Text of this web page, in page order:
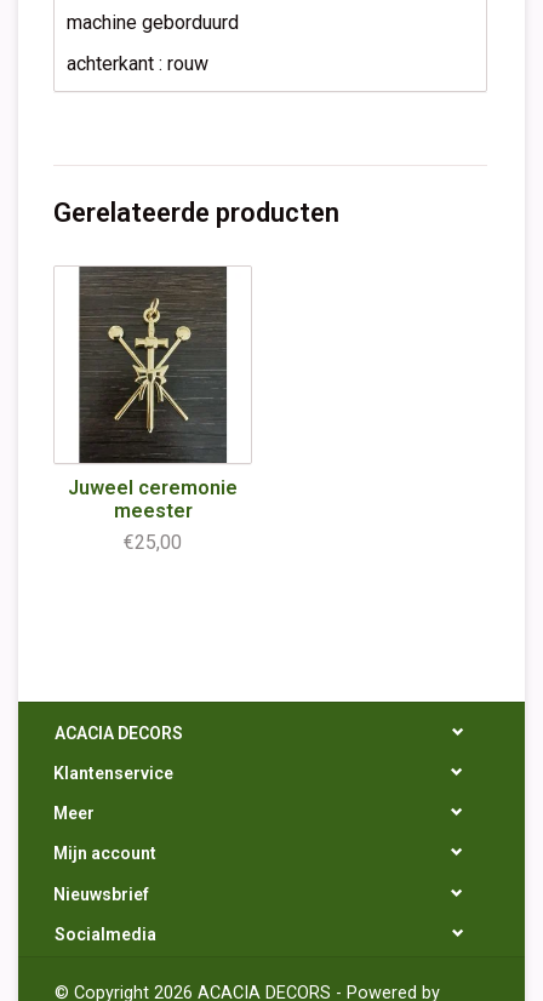
machine geborduurd
achterkant : rouw
Gerelateerde producten
Juweel ceremonie
meester
€25,00
ACACIA DECORS
Klantenservice
Meer
Mijn account
Nieuwsbrief
Socialmedia
© Copyright 2026 ACACIA DECORS - Powered by